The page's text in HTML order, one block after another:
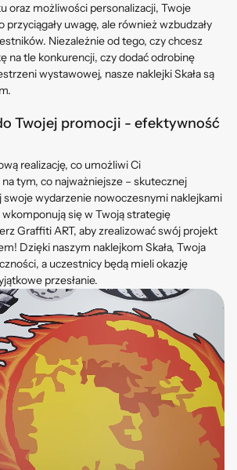
oraz możliwości personalizacji, Twoje
przyciągały uwagę, ale również wzbudzały
Niezależnie od tego, czy chcesz
na tle konkurencji, czy dodać odrobinę
wystawowej, nasze naklejkiSkałasą
Twojej promocji - efektywność
realizację, co umożliwi Ci
tym, co najważniejsze – skutecznej
swoje wydarzenie nowoczesnymi naklejkami
wkomponują się w Twoją strategię
Graffiti ART, aby zrealizować swój projekt
Dzięki naszym naklejkom Skała, Twoja
a uczestnicy będą mieli okazję
przesłanie.